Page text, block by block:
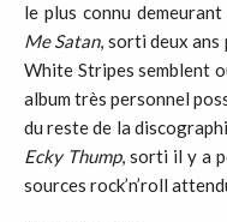
le plus connu
Me Satan, sorti deux ans
White Stripes semblent
album très personnel
du reste de la
Ecky Thump, sorti il y a
sources rock’n’roll